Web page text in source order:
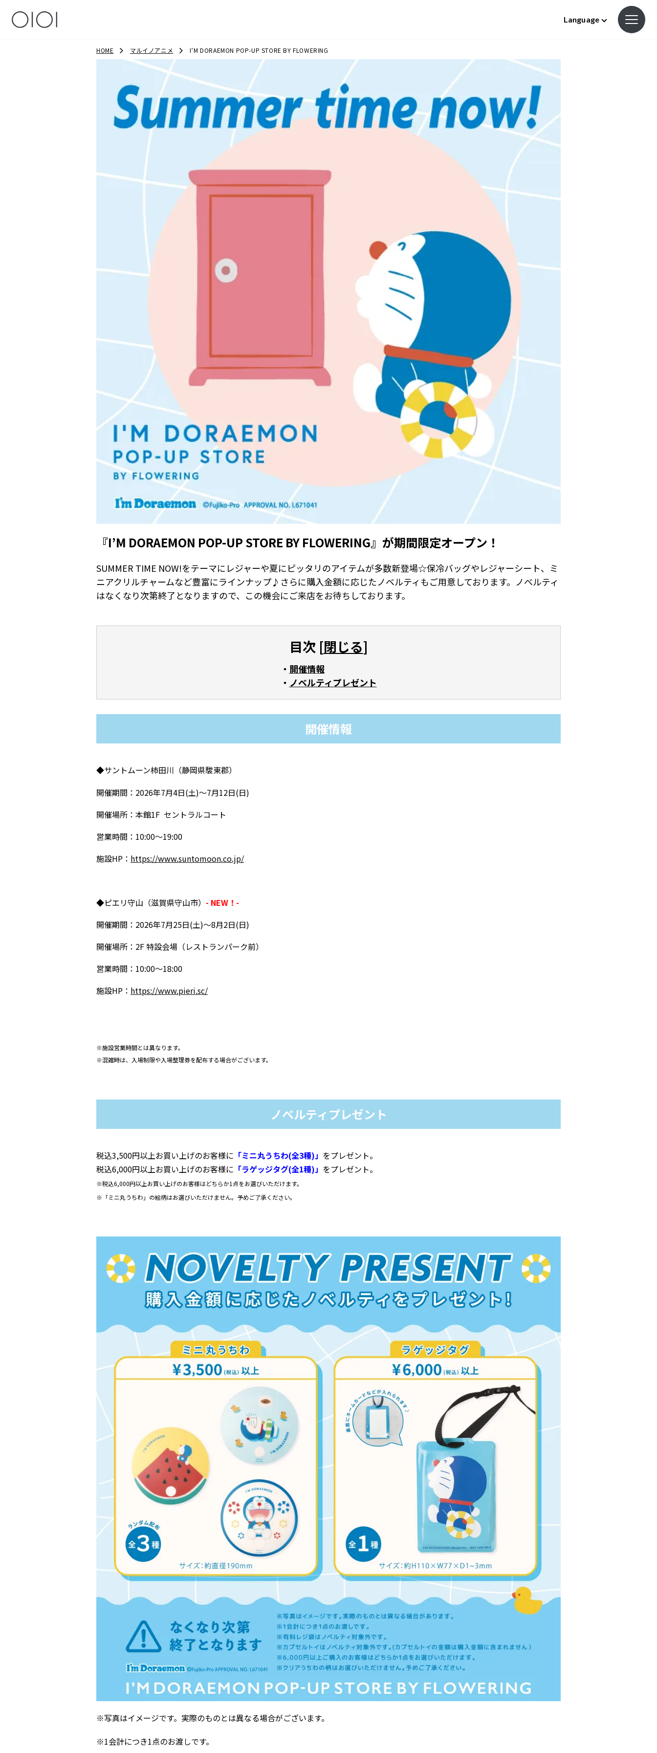
Language
HOME マルイノアニメ I’M DORAEMON POP-UP STORE BY FLOWERING
『I’M DORAEMON POP-UP STORE BY FLOWERING』が期間限定オープン！
SUMMER TIME NOW!をテーマにレジャーや夏にピッタリのアイテムが多数新登場☆保冷バッグやレジャーシート、ミ
ニアクリルチャームなど豊富にラインナップ♪さらに購入金額に応じたノベルティもご用意しております。ノベルティ
はなくなり次第終了となりますので、この機会にご来店をお待ちしております。
目次 [閉じる]
開催情報
ノベルティプレゼント
開催情報
◆サントムーン柿田川（静岡県駿東郡）
開催期間： 2026年7月4日(土)～7月12日(日)
開催場所：本館1F セントラルコート
営業時間： 10:00～19:00
施設HP： https://www.suntomoon.co.jp/
◆ピエリ守山（滋賀県守山市） - NEW！-
開催期間： 2026年7月25日(土)～8月2日(日)
開催場所：2F 特設会場（レストランパーク前）
営業時間： 10:00～18:00
施設HP： https://www.pieri.sc/
※施設営業時間とは異なります。
※混雑時は、入場制限や入場整理券を配布する場合がございます。
ノベルティプレゼント
税込3,500円以上お買い上げのお客様に 「ミニ丸うちわ(全3種)」 をプレゼント。
税込6,000円以上お買い上げのお客様に 「ラゲッジタグ(全1種)」 をプレゼント。
※税込6,000円以上お買い上げのお客様はどちらか1点をお選びいただけます。
※「ミニ丸うちわ」の絵柄はお選びいただけません。予めご了承ください。
※写真はイメージです。実際のものとは異なる場合がございます。
※1会計につき1点のお渡しです。